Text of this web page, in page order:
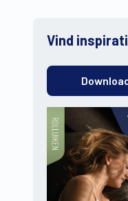
Vind